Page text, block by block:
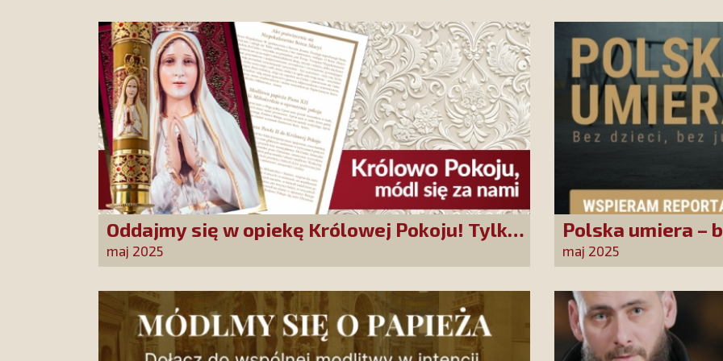
Oddajmy się w opiekę Królowej Pokoju! Tylko
Niepokalana może nas uratować!
maj 2025
Polska umiera –
maj 2025